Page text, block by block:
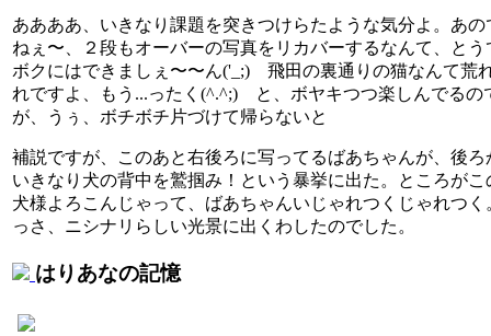
ああああ、いきなり課題を突きつけらたような気分よ。あの
ねぇ〜、２段もオーバーの写真をリカバーするなんて、とう
ボクにはできましぇ〜〜ん('_;) 飛田の裏通りの猫なんて荒
れですよ、もう...ったく(^.^;) と、ボヤキつつ楽しんでるの
が、うぅ、ボチボチ片づけて帰らないと
補説ですが、このあと右後ろに写ってるばあちゃんが、後ろ
いきなり犬の背中を鷲掴み！という暴挙に出た。ところがこ
犬様よろこんじゃって、ばあちゃんいじゃれつくじゃれつく
っさ、ニシナリらしい光景に出くわしたのでした。
はりあなの記憶